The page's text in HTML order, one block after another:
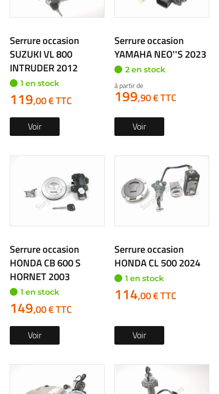
Serrure occasion
SUZUKI VL 800
INTRUDER 2012
1 en stock
119,00 € TTC
Voir
Serrure occasion
YAMAHA NEO''S 2023
2 en stock
à partir de
199,90 € TTC
Voir
Serrure occasion
HONDA CB 600 S
HORNET 2003
1 en stock
149,00 € TTC
Voir
Serrure occasion
HONDA CL 500 2024
1 en stock
114,00 € TTC
Voir